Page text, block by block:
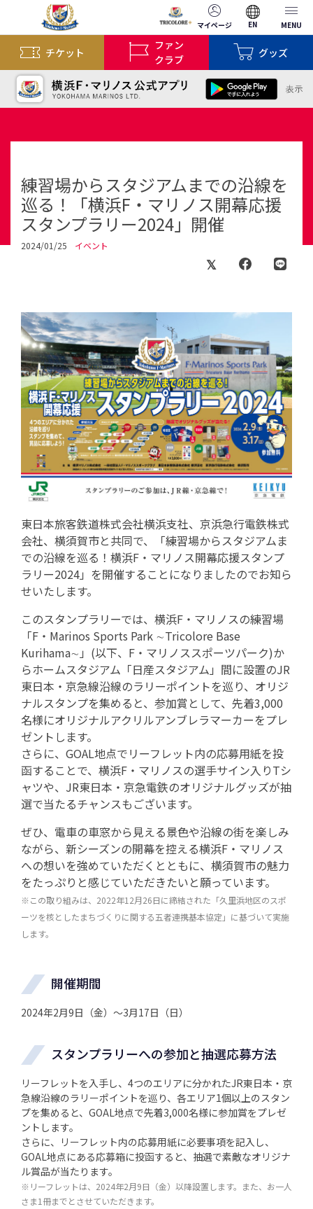
マイページ EN MENU
チケット
ファン
クラブ
グッズ
練習場からスタジアムまでの沿線を
巡る！「横浜F・マリノス開幕応援
スタンプラリー2024」開催
2024/01/25 イベント
東日本旅客鉄道株式会社横浜支社、京浜急行電鉄株式
会社、横須賀市と共同で、「練習場からスタジアムま
での沿線を巡る！横浜F・マリノス開幕応援スタンプ
ラリー2024」を開催することになりましたのでお知ら
せいたします。
このスタンプラリーでは、横浜F・マリノスの練習場
「F・Marinos Sports Park ∼Tricolore Base
Kurihama∼」(以下、F・マリノススポーツパーク)か
らホームスタジアム「日産スタジアム」間に設置のJR
東日本・京急線沿線のラリーポイントを巡り、オリジ
ナルスタンプを集めると、参加賞として、先着3,000
名様にオリジナルアクリルアンブレラマーカーをプレ
ゼントします。
さらに、GOAL地点でリーフレット内の応募用紙を投
函することで、横浜F・マリノスの選手サイン入りTシ
ャツや、JR東日本・京急電鉄のオリジナルグッズが抽
選で当たるチャンスもございます。
ぜひ、電車の車窓から見える景色や沿線の街を楽しみ
ながら、新シーズンの開幕を控える横浜F・マリノス
への想いを強めていただくとともに、横須賀市の魅力
をたっぷりと感じていただきたいと願っています。
※この取り組みは、2022年12月26日に締結された「久里浜地区のスポ
ーツを核としたまちづくりに関する五者連携基本協定」に基づいて実施
します。
開催期間
2024年2月9日（金）～3月17日（日）
スタンプラリーへの参加と抽選応募方法
リーフレットを入手し、4つのエリアに分かれたJR東日本・京
急線沿線のラリーポイントを巡り、各エリア1個以上のスタン
プを集めると、GOAL地点で先着3,000名様に参加賞をプレゼ
ントします。
さらに、リーフレット内の応募用紙に必要事項を記入し、
GOAL地点にある応募箱に投函すると、抽選で素敵なオリジナ
ル賞品が当たります。
※リーフレットは、2024年2月9日（金）以降設置します。また、お一人
さま1冊までとさせていただきます。